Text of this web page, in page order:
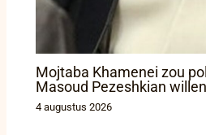
Mojtaba Khamenei zou
Masoud Pezeshkian
4 augustus 2026